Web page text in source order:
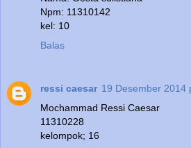
Npm: 11310142
kel: 10
Balas
ressi caesar 19 Desember 2014
Mochammad Ressi Caesar
11310228
kelompok; 16